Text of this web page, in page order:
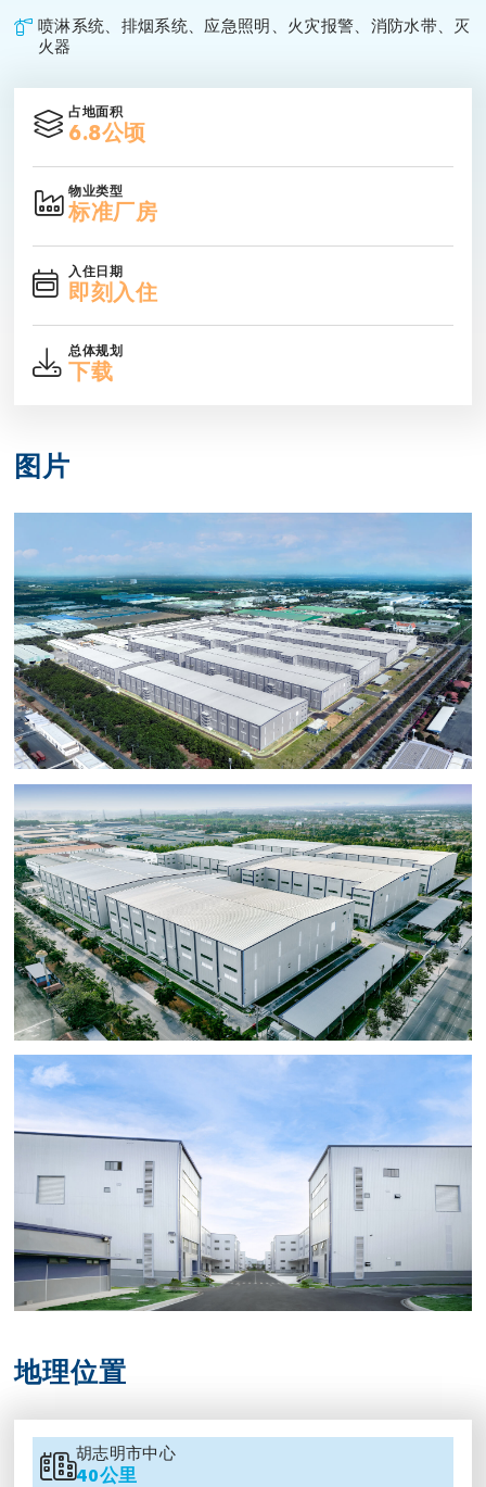
喷淋系统、排烟系统、应急照明、火灾报警、消防水带、灭
火器
占地面积
6.8公顷
物业类型
标准厂房
入住日期
即刻入住
总体规划
下载
图片
地理位置
胡志明市中心
40公里